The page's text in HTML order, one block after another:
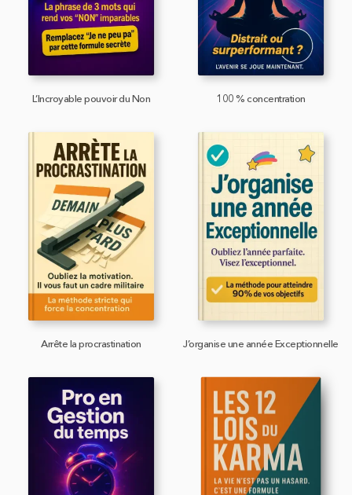
L’Incroyable pouvoir du Non 100 % concentration
Arrête la procrastination J’organise une année Exceptionnelle